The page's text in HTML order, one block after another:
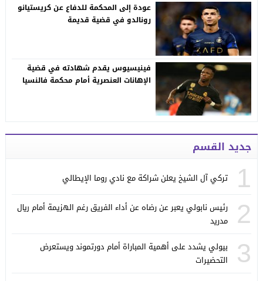
عودة إلى المحكمة للدفاع عن كريستيانو
رونالدو في قضية قديمة
فينيسيوس يقدم شهادته في قضية
الإهانات العنصرية أمام محكمة فالنسيا
جديد القسم
1 تركي آل الشيخ يعلن شراكة مع نادي روما الإيطالي
2
رئيس نابولي يعبر عن رضاه عن أداء الفريق رغم الهزيمة أمام ريال
مدريد
3
بيولي يشدد على أهمية المباراة أمام دورتموند ويستعرض
التحضيرات